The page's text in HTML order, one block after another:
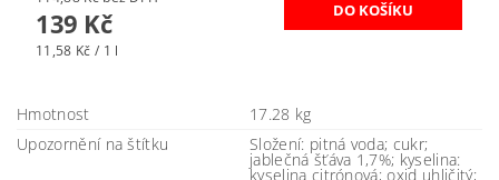
139 Kč
11,58 Kč / 1 l
Hmotnost
17.28 kg
Upozornění na štítku
Složení: pitná voda; cukr;
jablečná šťáva 1,7%; kyselina:
kyselina citrónová; oxid uhličitý;